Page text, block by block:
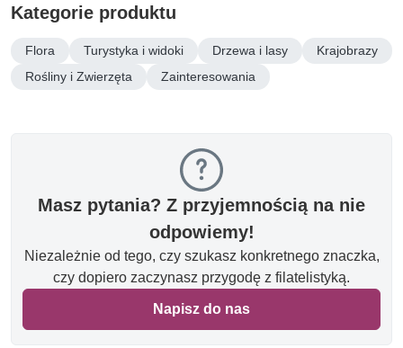
Kategorie produktu
Flora Turystyka i widoki Drzewa i lasy
Krajobrazy
Rośliny i Zwierzęta
Zainteresowania
Masz pytania? Z przyjemnością na nie
odpowiemy!
Niezależnie od tego, czy szukasz konkretnego znaczka,
czy dopiero zaczynasz przygodę z filatelistyką.
Napisz do nas